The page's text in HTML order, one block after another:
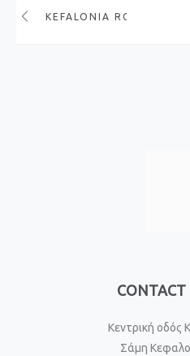
KEFALONIA ROOMS
CONTACT
Κεντρική οδός
Σάμη